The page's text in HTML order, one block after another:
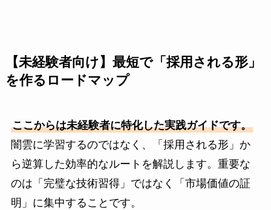
【未経験者向け】最短で「採用される形」
を作るロードマップ
ここからは未経験者に特化した実践ガイドです。
闇雲に学習するのではなく、「採用される形」か
ら逆算した効率的なルートを解説します。重要な
のは「完璧な技術習得」ではなく「市場価値の証
明」に集中することです。